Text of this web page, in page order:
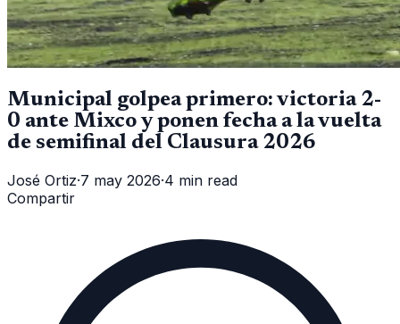
Municipal golpea primero: victoria 2-
0 ante Mixco y ponen fecha a la vuelta
de semifinal del Clausura 2026
José Ortiz·7 may 2026·4 min read
Compartir